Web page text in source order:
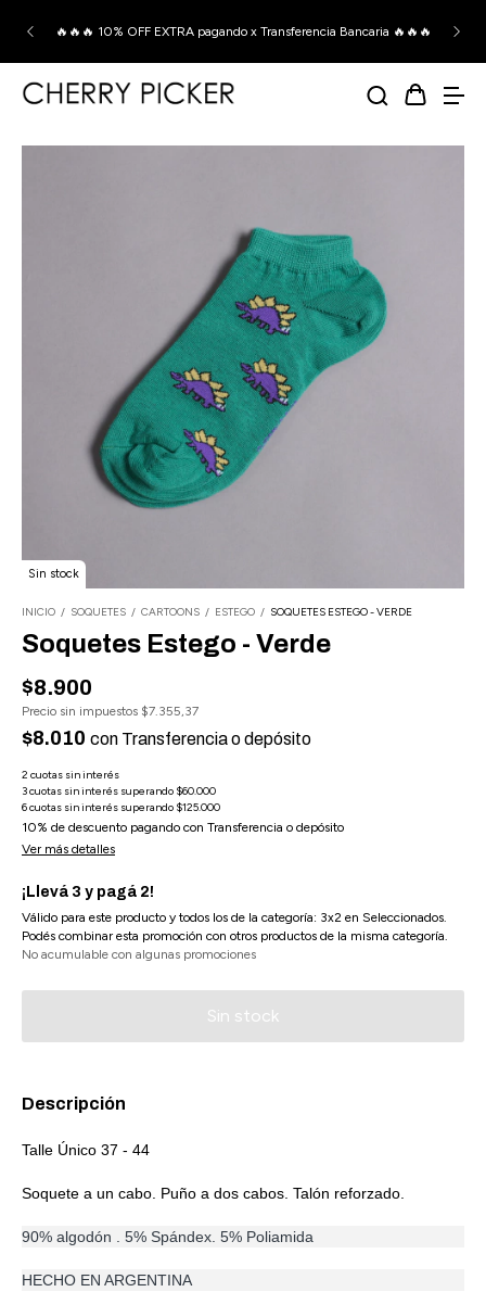
🔥🔥🔥 10% OFF EXTRA pagando x Transferencia Bancaria 🔥🔥🔥
Sin stock
INICIO / SOQUETES / CARTOONS / ESTEGO / SOQUETES ESTEGO - VERDE
Soquetes Estego - Verde
$8.900
Precio sin impuestos $7.355,37
$8.010 con Transferencia o depósito
10% de descuento pagando con Transferencia o depósito
Ver más detalles
¡Llevá 3 y pagá 2!
Válido para este producto y todos los de la categoría: 3x2 en Seleccionados.
Podés combinar esta promoción con otros productos de la misma categoría.
No acumulable con algunas promociones
Descripción
Talle Único 37 - 44
Soquete a un cabo. Puño a dos cabos. Talón reforzado.
90% algodón . 5% Spándex. 5% Poliamida
HECHO EN ARGENTINA